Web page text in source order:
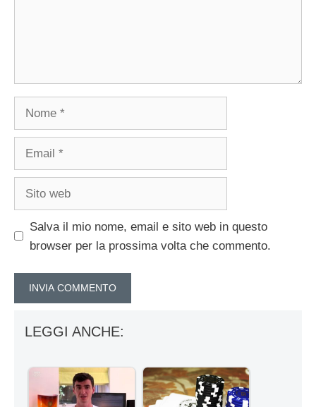
Nome
Email
Sito
Salva il mio nome, email e sito web in questo
browser per la prossima volta che commento.
LEGGI ANCHE: